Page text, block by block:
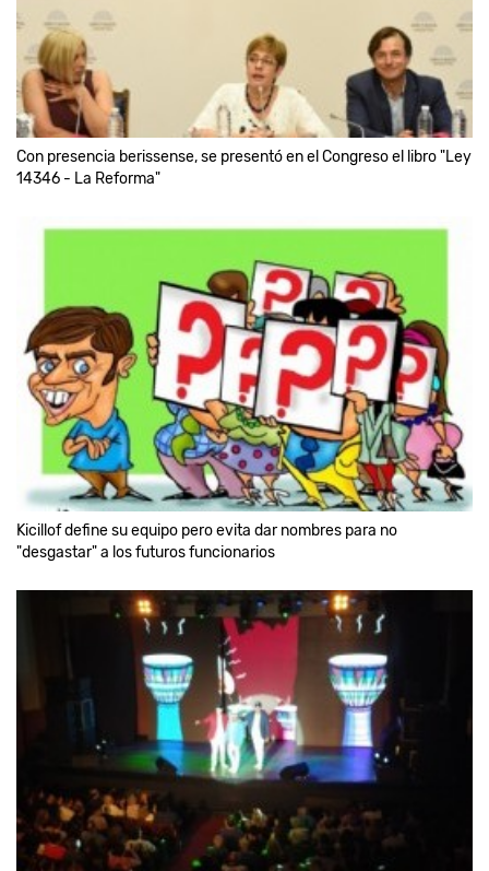
Con presencia berissense, se presentó en el Congreso el libro "Ley
14346 - La Reforma"
Kicillof define su equipo pero evita dar nombres para no
"desgastar" a los futuros funcionarios